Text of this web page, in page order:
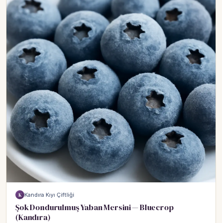
K Kandıra Kıyı Çiftliği
Şok Dondurulmuş Yaban Mersini — Bluecrop
(Kandıra)